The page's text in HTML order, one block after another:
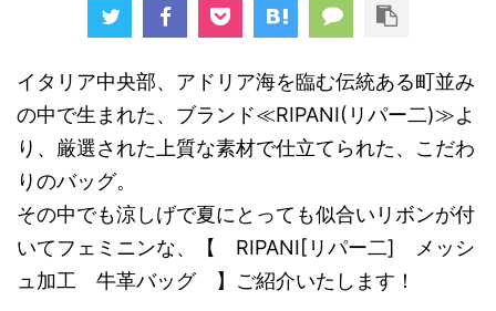
イタリア中央部、アドリア海を臨む伝統ある町並み
の中で生まれた、ブランド≪RIPANI(リパー二)≫よ
り、厳選された上質な素材で仕立てられた、こだわ
りのバッグ。
その中でも涼しげで夏にとっても似合いリボンが付
いてフェミニンな、【 RIPANI[リパー二] メッシ
ュ加工 牛革バッグ 】ご紹介いたします！